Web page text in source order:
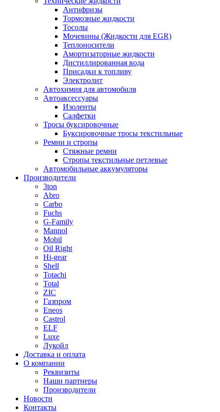
Антифризы
Тормозные жидкости
Тосолы
Мочевины (Жидкости для EGR)
Теплоносители
Амортизаторные жидкости
Дистиллированная вода
Присадки к топливу
Электролит
Автохимия для автомобиля
Автоаксессуары
Изоленты
Салфетки
Тросы буксировочные
Буксировочные тросы текстильные
Ремни и стропы
Стяжные ремни
Стропы текстильные петлевые
Автомобильные аккумуляторы
Производители
3ton
Abro
Carbo
Fuchs
G-Family
Mannol
Mobil
Oil Right
Hi-gear
Shell
Totachi
Total
ZIC
Газпром
Еneos
Сastrol
ELF
Luxe
Лукойл
Доставка и оплата
О компании
Реквизиты
Наши партнеры
Производители
Новости
Контакты